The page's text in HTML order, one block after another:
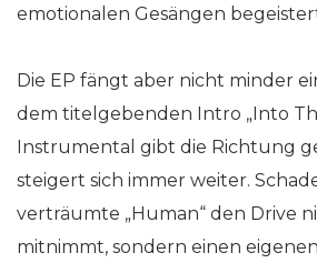
emotionalen Gesängen
Die EP fängt aber nicht minder
dem titelgebenden Intro „Into
Instrumental gibt die Richtung
steigert sich immer weiter.
verträumte „Human“ den Drive
mitnimmt, sondern einen